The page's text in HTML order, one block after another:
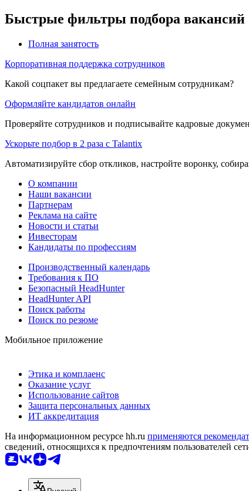
Быстрые фильтры подбора вакансий
Полная занятость
Корпоративная поддержка сотрудников
Какой соцпакет вы предлагаете семейным сотрудникам?
Оформляйте кандидатов онлайн
Проверяйте сотрудников и подписывайте кадровые
Ускорьте подбор в 2 раза с Talantix
Автоматизируйте сбор откликов, настройте воронку,
О компании
Наши вакансии
Партнерам
Реклама на сайте
Новости и статьи
Инвесторам
Кандидаты по профессиям
Производственный календарь
Требования к ПО
Безопасный HeadHunter
HeadHunter API
Поиск работы
Поиск по резюме
Мобильное приложение
Этика и комплаенс
Оказание услуг
Использование сайтов
Защита персональных данных
ИТ аккредитация
На информационном ресурсе hh.ru применяются
сведений, относящихся к предпочтениям пользователей